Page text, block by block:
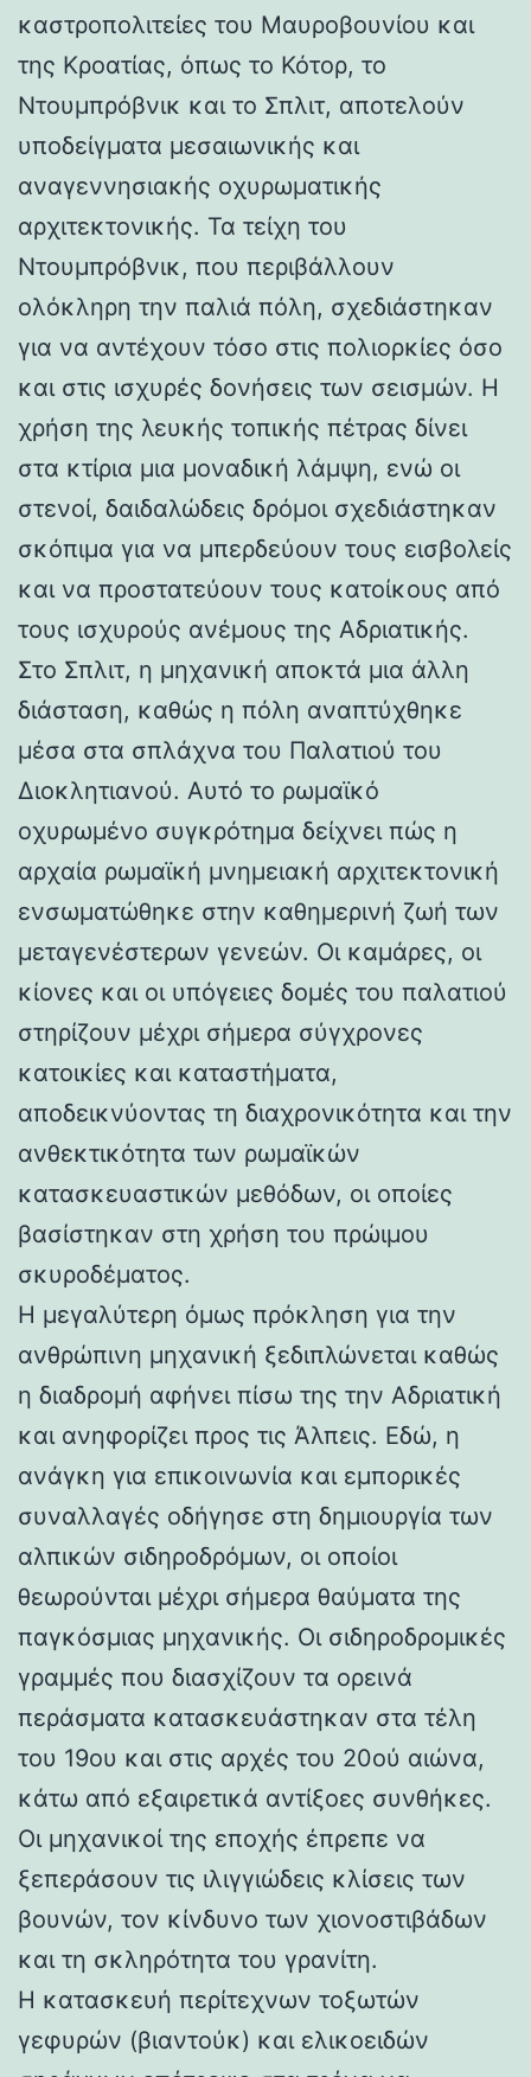
καστροπολιτείες του Μαυροβουνίου και
της Κροατίας, όπως το Κότορ, το
Ντουμπρόβνικ και το Σπλιτ, αποτελούν
υποδείγματα μεσαιωνικής και
αναγεννησιακής οχυρωματικής
αρχιτεκτονικής. Τα τείχη του
Ντουμπρόβνικ, που περιβάλλουν
ολόκληρη την παλιά πόλη, σχεδιάστηκαν
για να αντέχουν τόσο στις πολιορκίες όσο
και στις ισχυρές δονήσεις των σεισμών. Η
χρήση της λευκής τοπικής πέτρας δίνει
στα κτίρια μια μοναδική λάμψη, ενώ οι
στενοί, δαιδαλώδεις δρόμοι σχεδιάστηκαν
σκόπιμα για να μπερδεύουν τους εισβολείς
και να προστατεύουν τους κατοίκους από
τους ισχυρούς ανέμους της Αδριατικής.
Στο Σπλιτ, η μηχανική αποκτά μια άλλη
διάσταση, καθώς η πόλη αναπτύχθηκε
μέσα στα σπλάχνα του Παλατιού του
Διοκλητιανού. Αυτό το ρωμαϊκό
οχυρωμένο συγκρότημα δείχνει πώς η
αρχαία ρωμαϊκή μνημειακή αρχιτεκτονική
ενσωματώθηκε στην καθημερινή ζωή των
μεταγενέστερων γενεών. Οι καμάρες, οι
κίονες και οι υπόγειες δομές του παλατιού
στηρίζουν μέχρι σήμερα σύγχρονες
κατοικίες και καταστήματα,
αποδεικνύοντας τη διαχρονικότητα και την
ανθεκτικότητα των ρωμαϊκών
κατασκευαστικών μεθόδων, οι οποίες
βασίστηκαν στη χρήση του πρώιμου
σκυροδέματος.
Η μεγαλύτερη όμως πρόκληση για την
ανθρώπινη μηχανική ξεδιπλώνεται καθώς
η διαδρομή αφήνει πίσω της την Αδριατική
και ανηφορίζει προς τις Άλπεις. Εδώ, η
ανάγκη για επικοινωνία και εμπορικές
συναλλαγές οδήγησε στη δημιουργία των
αλπικών σιδηροδρόμων, οι οποίοι
θεωρούνται μέχρι σήμερα θαύματα της
παγκόσμιας μηχανικής. Οι σιδηροδρομικές
γραμμές που διασχίζουν τα ορεινά
περάσματα κατασκευάστηκαν στα τέλη
του 19ου και στις αρχές του 20ού αιώνα,
κάτω από εξαιρετικά αντίξοες συνθήκες.
Οι μηχανικοί της εποχής έπρεπε να
ξεπεράσουν τις ιλιγγιώδεις κλίσεις των
βουνών, τον κίνδυνο των χιονοστιβάδων
και τη σκληρότητα του γρανίτη.
Η κατασκευή περίτεχνων τοξωτών
γεφυρών (βιαντούκ) και ελικοειδών